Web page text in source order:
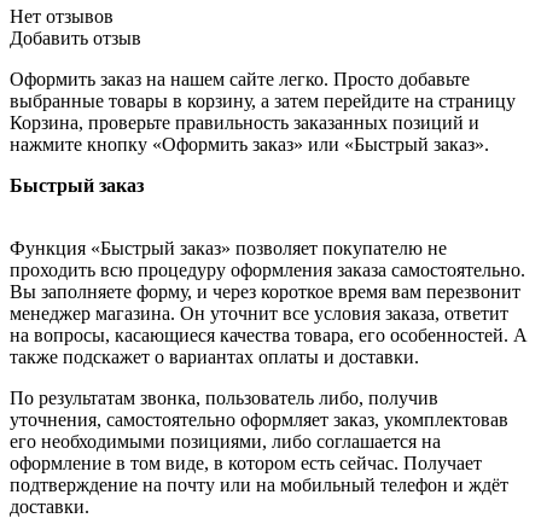
Нет отзывов
Добавить отзыв
Оформить заказ на нашем сайте легко. Просто добавьте
выбранные товары в корзину, а затем перейдите на страницу
Корзина, проверьте правильность заказанных позиций и
нажмите кнопку «Оформить заказ» или «Быстрый заказ».
Быстрый заказ
Функция «Быстрый заказ» позволяет покупателю не
проходить всю процедуру оформления заказа самостоятельно.
Вы заполняете форму, и через короткое время вам перезвонит
менеджер магазина. Он уточнит все условия заказа, ответит
на вопросы, касающиеся качества товара, его особенностей. А
также подскажет о вариантах оплаты и доставки.
По результатам звонка, пользователь либо, получив
уточнения, самостоятельно оформляет заказ, укомплектовав
его необходимыми позициями, либо соглашается на
оформление в том виде, в котором есть сейчас. Получает
подтверждение на почту или на мобильный телефон и ждёт
доставки.